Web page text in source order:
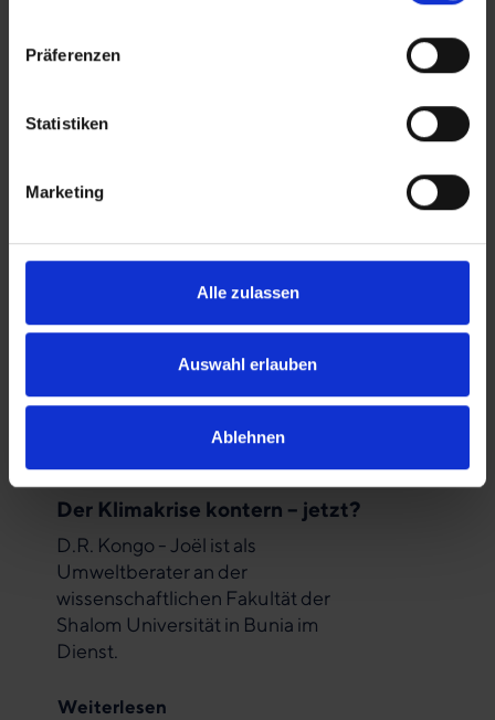
Präferenzen
Statistiken
Marketing
Alle zulassen
Auswahl erlauben
Ablehnen
Evaluierung.
Weiterlesen
Fachkräfte
Der Klimakrise kontern – jetzt?
D.R. Kongo - Joël ist als
Umweltberater an der
wissenschaftlichen Fakultät der
Shalom Universität in Bunia im
Dienst.
Weiterlesen